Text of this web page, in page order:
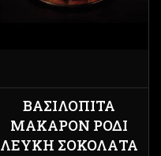
ΒΑΣΙΛΌΠΙΤΑ
ΜΑΚΑΡΌΝ ΡΌΔΙ
ΛΕΥΚΉ ΣΟΚΟΛΆΤΑ